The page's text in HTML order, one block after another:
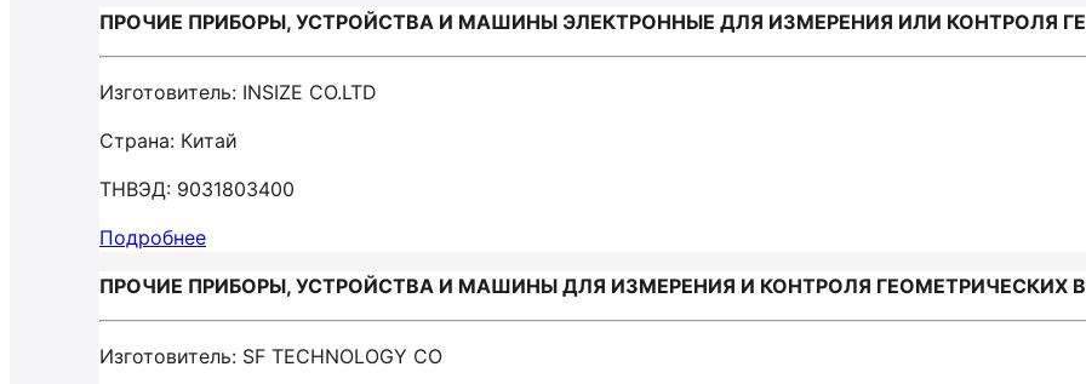
ПРОЧИЕ ПРИБОРЫ, УСТРОЙСТВА И МАШИНЫ ЭЛЕКТРОННЫЕ ДЛЯ ИЗМЕРЕНИЯ ИЛИ КОНТРОЛЯ
Изготовитель: INSIZE CO.LTD
Страна: Китай
ТНВЭД: 9031803400
Подробнее
ПРОЧИЕ ПРИБОРЫ, УСТРОЙСТВА И МАШИНЫ ДЛЯ ИЗМЕРЕНИЯ И КОНТРОЛЯ ГЕОМЕТРИЧЕСКИХ
Изготовитель: SF TECHNOLOGY CO